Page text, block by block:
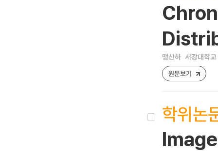
맹산하 서강대학
원문보기
학위논